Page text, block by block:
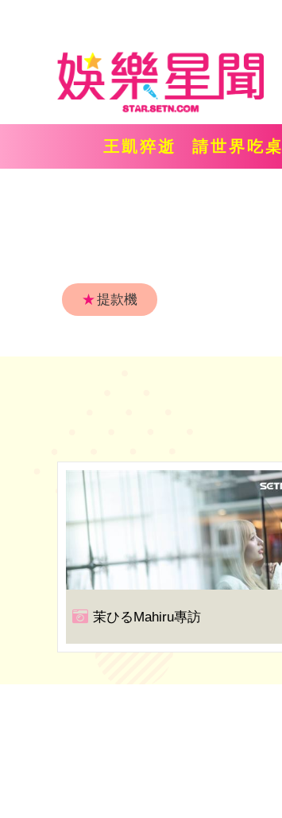
王凱猝逝 請世界吃桌
★提款機
茉ひるMahiru專訪